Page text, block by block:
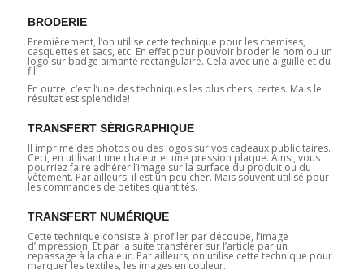
BRODERIE
Premièrement, l’on utilise cette technique pour les chemises,
casquettes et sacs, etc. En effet pour pouvoir broder le nom ou un
logo sur badge aimanté rectangulaire. Cela avec une aiguille et du
fil!
En outre, c’est l’une des techniques les plus chers, certes. Mais le
résultat est splendide!
TRANSFERT SÉRIGRAPHIQUE
Il imprime des photos ou des logos sur vos cadeaux publicitaires.
Ceci, en utilisant une chaleur et une pression plaque. Ainsi, vous
pourriez faire adhérer l’image sur la surface du produit ou du
vêtement. Par ailleurs, il est un peu cher. Mais souvent utilisé pour
les commandes de petites quantités.
TRANSFERT NUMÉRIQUE
Cette technique consiste à profiler par découpe, l’image
d’impression. Et par la suite transférer sur l’article par un
repassage à la chaleur. Par ailleurs, on utilise cette technique pour
marquer les textiles, les images en couleur.